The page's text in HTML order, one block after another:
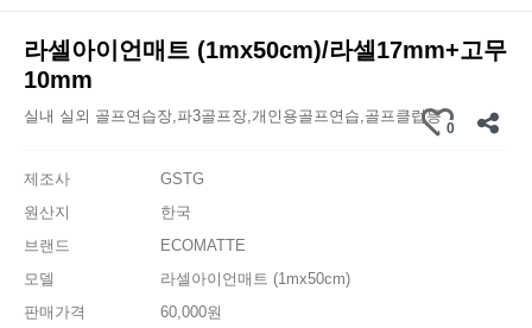
라셀아이언매트 (1mx50cm)/라셀17mm+고무
10mm
실내 실외 골프연습장,파3골프장,개인용골프연습,골프클럽등
0
제조사
GSTG
원산지
한국
브랜드
ECOMATTE
모델
라셀아이언매트 (1mx50cm)
판매가격
60,000원